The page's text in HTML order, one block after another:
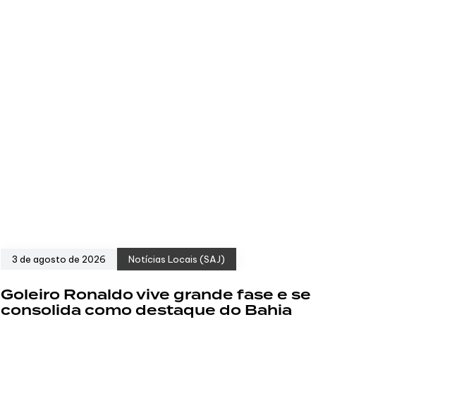
3 de agosto de 2026 Notícias Locais (SAJ)
Goleiro Ronaldo vive grande fase e se
consolida como destaque do Bahia